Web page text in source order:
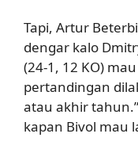
Tapi, Artur
dengar kalo
(24-1, 12 KO) mau
pertandingan
atau akhir
kapan Bivol mau